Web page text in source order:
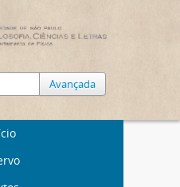
Avançada